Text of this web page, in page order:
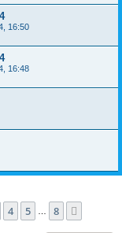
16:50
16:48
4 5 8